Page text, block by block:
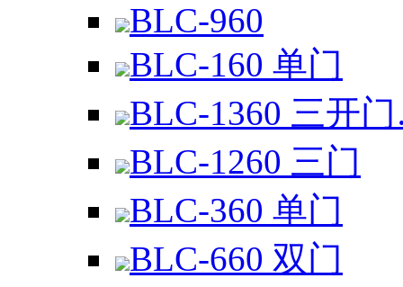
BLC-960
BLC-160 单门
BLC-1360 三开
BLC-1260 三门
BLC-360 单门
BLC-660 双门